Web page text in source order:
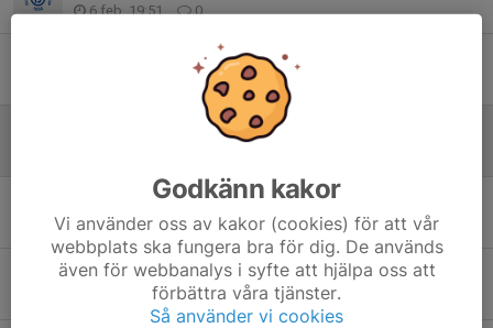
6 feb, 19:51 0
0
Träningar framöver F16/F17
12 jan, 22:18 0
Terminsstart innebandy F16/17
2 jan, 18:22 0
Godkänn kakor
Vi använder oss av kakor (cookies) för att vår
webbplats ska fungera bra för dig. De används
även för webbanalys i syfte att hjälpa oss att
förbättra våra tjänster.
Så använder vi cookies